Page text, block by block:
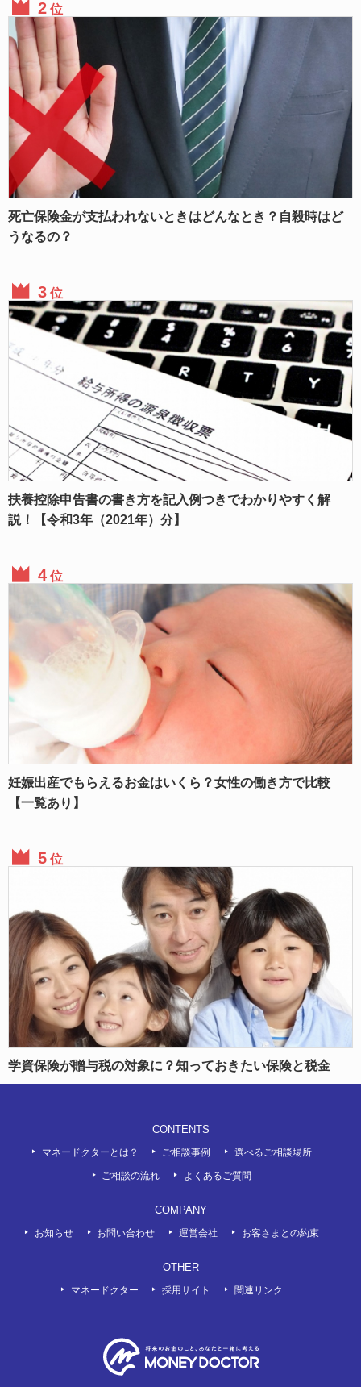
位
死亡保険金が支払われないときはどんなとき？自殺時はど
うなるの？
位
扶養控除申告書の書き方を記入例つきでわかりやすく解
説！【令和3年（2021年）分】
位
妊娠出産でもらえるお金はいくら？女性の働き方で比較
【一覧あり】
位
学資保険が贈与税の対象に？知っておきたい保険と税金
CONTENTS
マネードクターとは？ ご相談事例 選べるご相談場所
ご相談の流れ よくあるご質問
COMPANY
お知らせ お問い合わせ 運営会社 お客さまとの約束
OTHER
マネードクター 採用サイト 関連リンク